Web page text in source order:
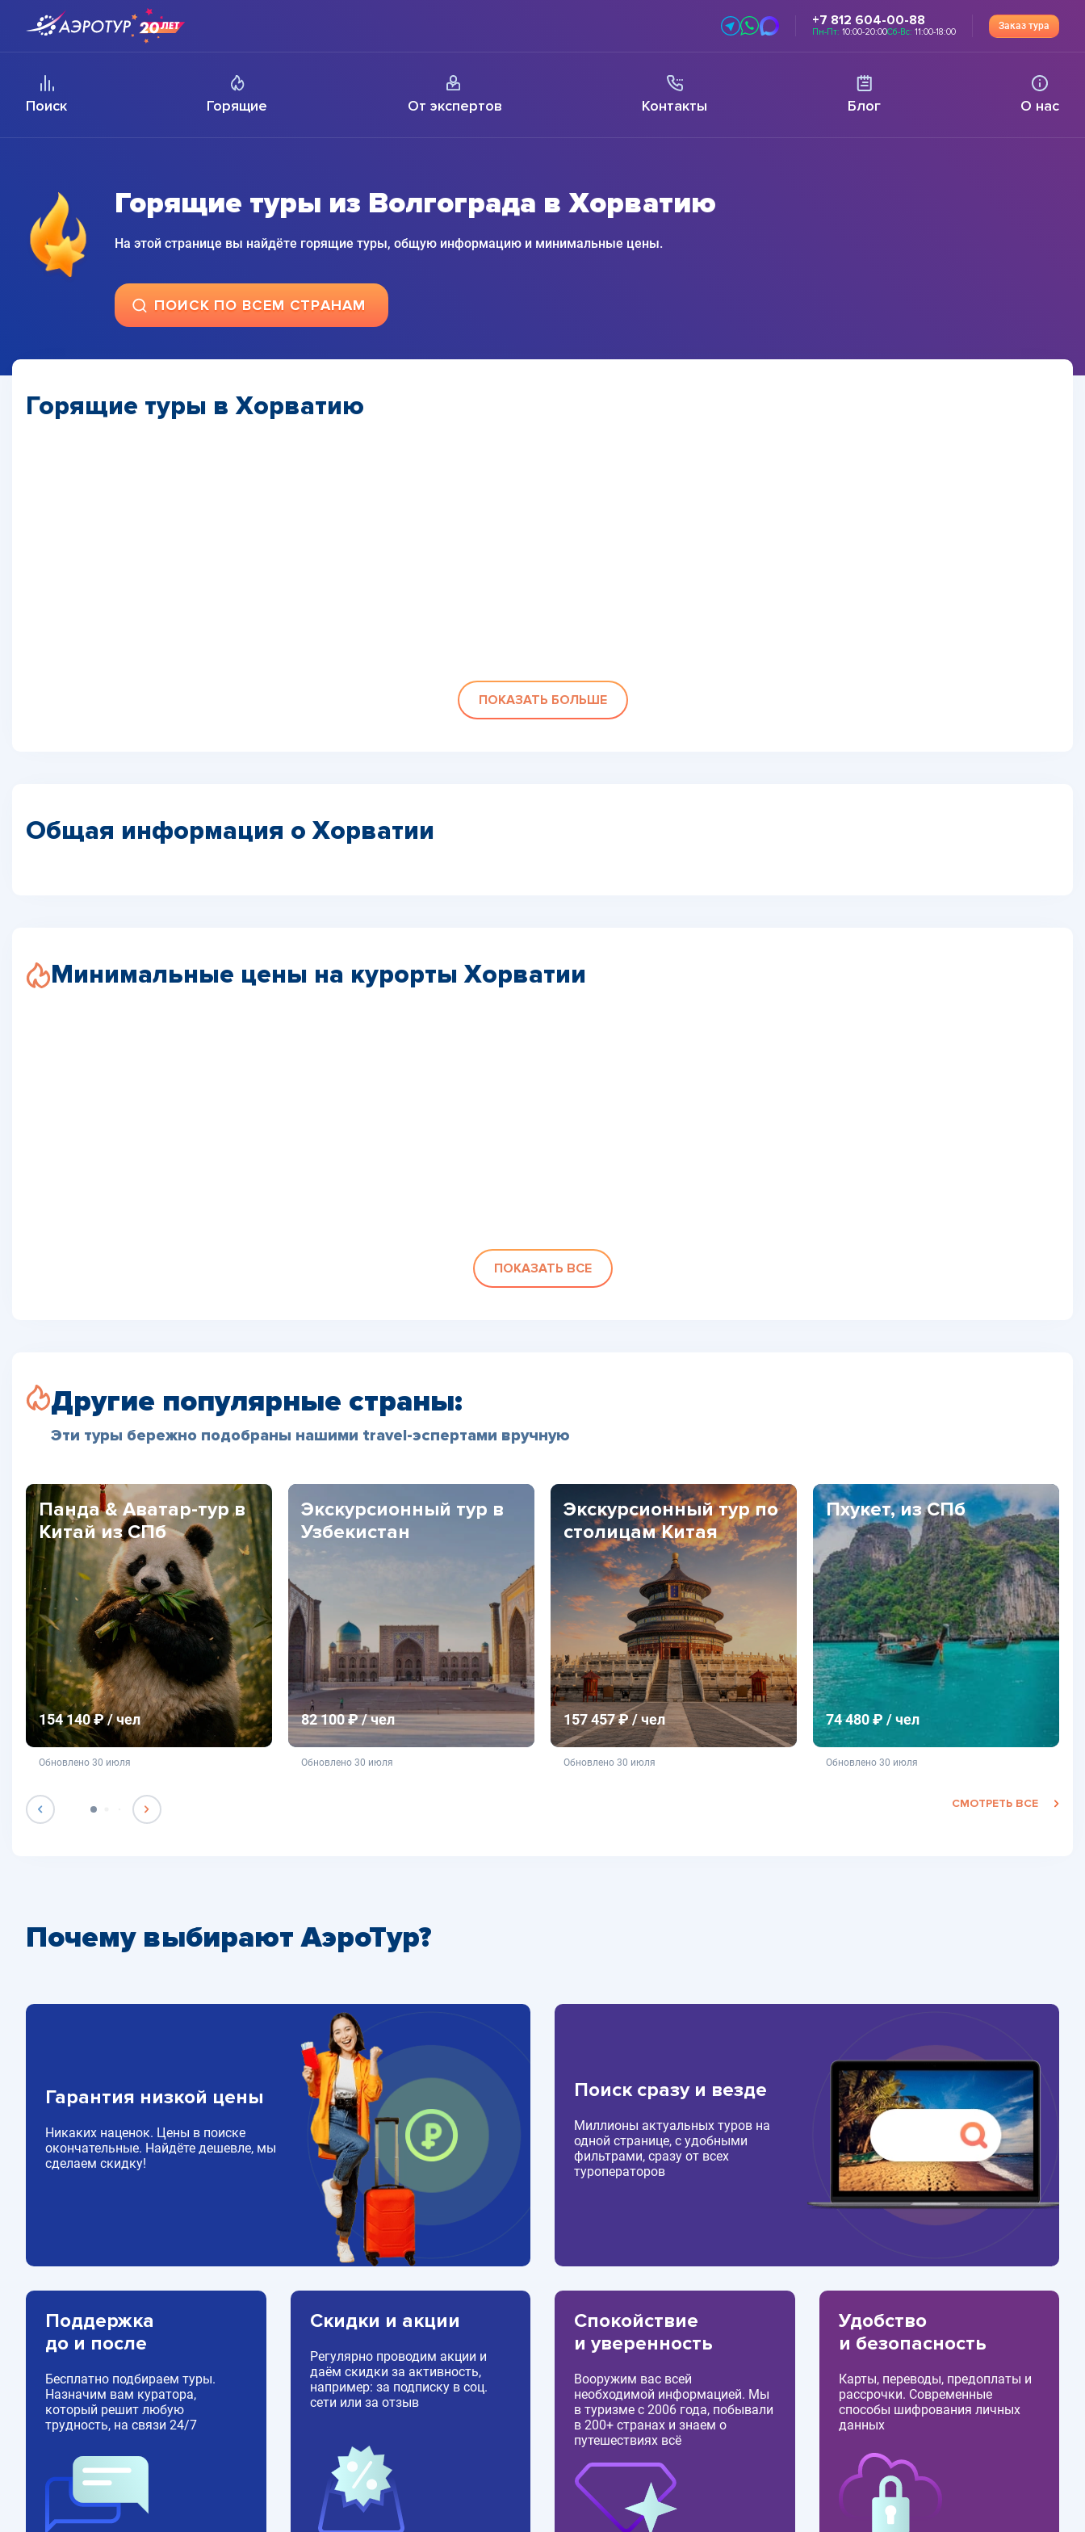
+7 812 604-00-88
Пн-Пт: 10:00-20:00Сб-Вс: 11:00-18:00
Заказ тура
Поиск Горящие От экспертов Контакты Блог О нас
Горящие туры из Волгограда в Хорватию
На этой странице вы найдёте горящие туры, общую информацию и минимальные цены.
ПОИСК ПО ВСЕМ СТРАНАМ
Горящие туры в Хорватию
ПОКАЗАТЬ БОЛЬШЕ
Общая информация о Хорватии
Минимальные цены на курорты Хорватии
ПОКАЗАТЬ ВСЕ
Другие популярные страны:
Эти туры бережно подобраны нашими travel-эспертами вручную
Панда & Аватар-тур в
Китай из СПб
154 140 ₽ / чел
не является публичной офертой
Обновлено 30 июля
Экскурсионный тур в
Узбекистан
82 100 ₽ / чел
не является публичной офертой
Обновлено 30 июля
Экскурсионный тур по
столицам Китая
157 457 ₽ / чел
не является публичной офертой
Обновлено 30 июля
Пхукет, из СПб
74 480 ₽ / чел
не является публичной офертой
Обновлено 30 июля
СМОТРЕТЬ ВСЕ
Почему выбирают АэроТур?
Гарантия низкой цены
Никаких наценок. Цены в поиске
окончательные. Найдёте дешевле, мы
сделаем скидку!
Поиск сразу и везде
Миллионы актуальных туров на
одной странице, с удобными
фильтрами, сразу от всех
туроператоров
Поддержка
до и после
Бесплатно подбираем туры.
Назначим вам куратора,
который решит любую
трудность, на связи 24/7
Скидки и акции
Регулярно проводим акции и
даём скидки за активность,
например: за подписку в соц.
сети или за отзыв
Спокойствие
и уверенность
Вооружим вас всей
необходимой информацией. Мы
в туризме с 2006 года, побывали
в 200+ странах и знаем о
путешествиях всё
Удобство
и безопасность
Карты, переводы, предоплаты и
рассрочки. Современные
способы шифрования личных
данных